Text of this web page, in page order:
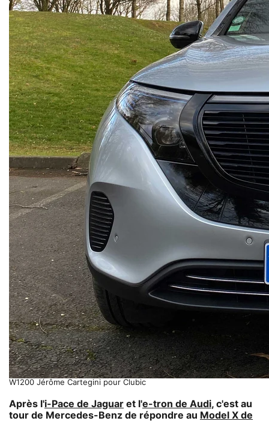
W1200 Jérôme Cartegini pour Clubic
Après l'i-Pace de Jaguar et l'e-tron de Audi, c'est au
tour de Mercedes-Benz de répondre au Model X de